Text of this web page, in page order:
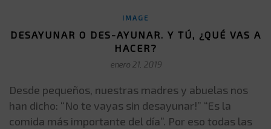
IMAGE
DESAYUNAR O DES-AYUNAR. Y TÚ, ¿QUÉ VAS A
HACER?
enero 21, 2019
Desde pequeños, nuestras madres y abuelas nos
han dicho: “No te vayas sin desayunar!” “Es la
comida más importante del día”. Por eso todas las